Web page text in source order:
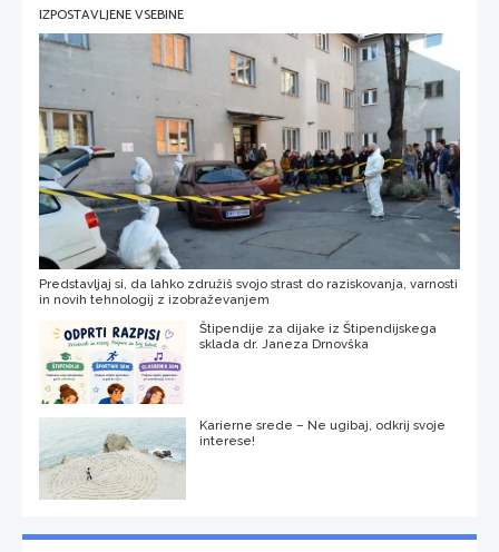
IZPOSTAVLJENE VSEBINE
Predstavljaj si, da lahko združiš svojo strast do raziskovanja, varnosti
in novih tehnologij z izobraževanjem
Štipendije za dijake iz Štipendijskega
sklada dr. Janeza Drnovška
Karierne srede – Ne ugibaj, odkrij svoje
interese!